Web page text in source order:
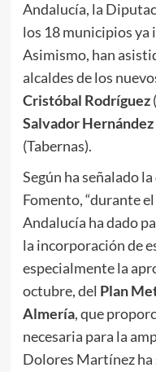
Andalucía, la
los 18 municipios ya
Asimismo, han
alcaldes de los
Cristóbal Rodríguez
Salvador Hernández
(Tabernas).
Según ha señalado
Fomento, “durante
Andalucía ha dado
la incorporación de
especialmente la
octubre, del Plan
Almería, que
necesaria para la
Dolores Martínez ha